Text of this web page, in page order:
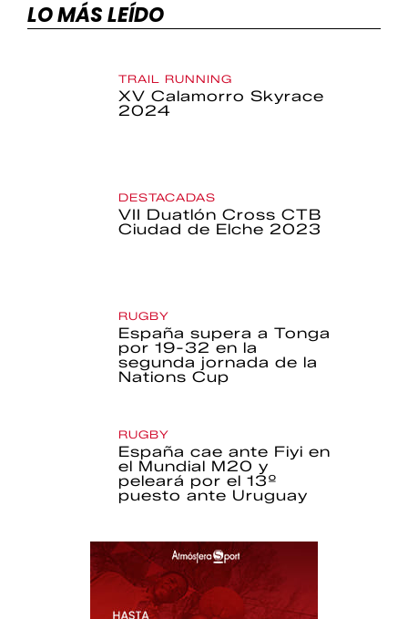
LO MÁS LEÍDO
TRAIL RUNNING
XV Calamorro Skyrace
2024
DESTACADAS
VII Duatlón Cross CTB
Ciudad de Elche 2023
RUGBY
España supera a Tonga
por 19-32 en la
segunda jornada de la
Nations Cup
RUGBY
España cae ante Fiyi en
el Mundial M20 y
peleará por el 13º
puesto ante Uruguay